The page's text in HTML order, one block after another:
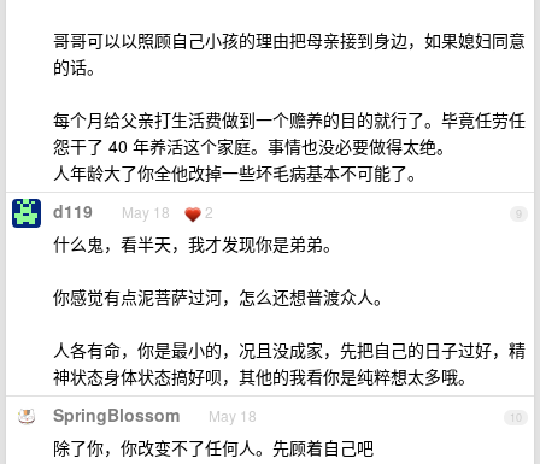
哥哥可以以照顾自己小孩的理由把母亲接到身边，如果媳妇同意
的话。
每个月给父亲打生活费做到一个赡养的目的就行了。毕竟任劳任
怨干了 40 年养活这个家庭。事情也没必要做得太绝。
人年龄大了你全他改掉一些坏毛病基本不可能了。
9
d119 May 18 2
什么鬼，看半天，我才发现你是弟弟。
你感觉有点泥菩萨过河，怎么还想普渡众人。
人各有命，你是最小的，况且没成家，先把自己的日子过好，精
神状态身体状态搞好呗，其他的我看你是纯粹想太多哦。
10
SpringBlossom May 18
除了你，你改变不了任何人。先顾着自己吧